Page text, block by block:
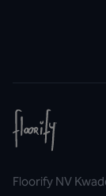
Floorify NV